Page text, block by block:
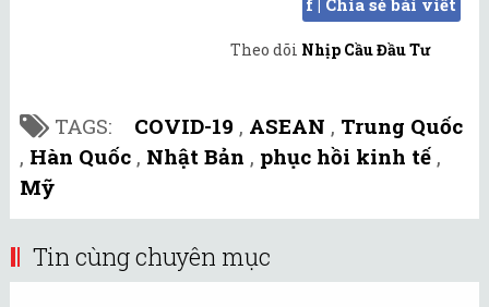
f | Chia sẻ bài viết
Theo dõi Nhịp Cầu Đầu Tư
TAGS: COVID-19 , ASEAN , Trung Quốc
, Hàn Quốc , Nhật Bản , phục hồi kinh tế ,
Mỹ
Tin cùng chuyên mục